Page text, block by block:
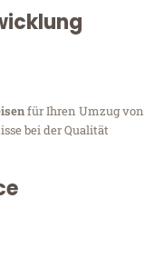
für Ihren Umzug von
bei der Qualität